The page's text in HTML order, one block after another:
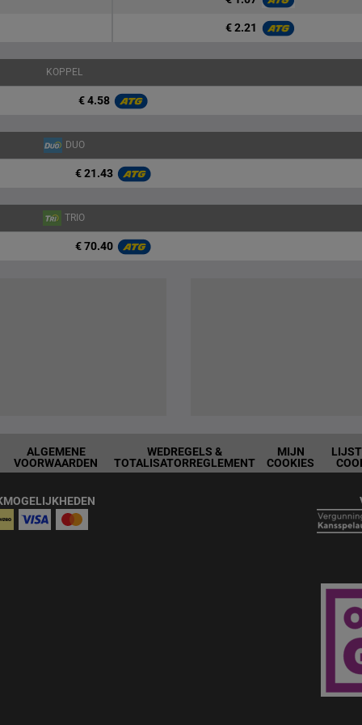
€ 2.21
KOPPEL
€ 4.58
DUO
€ 21.43
TRIO
€ 70.40
ALGEMENE
VOORWAARDEN
WEDREGELS &
TOTALISATORREGLEMENT
MIJN
COOKIES